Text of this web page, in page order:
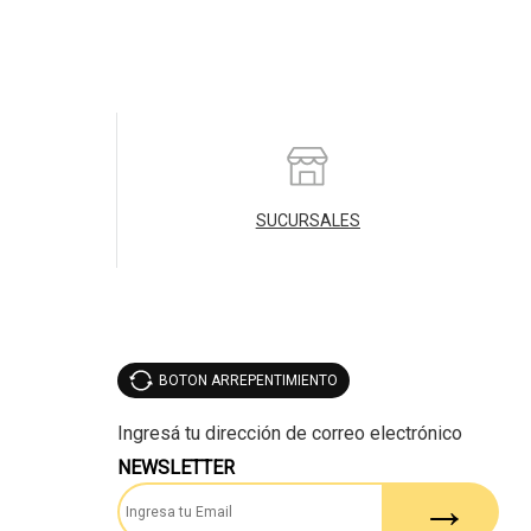
SUCURSALES
BOTON ARREPENTIMIENTO
NEWSLETTER